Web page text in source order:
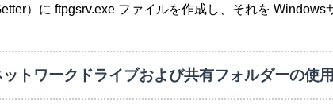
）に ftpgsrv.exe ファイルを作成し、それを Windows
トワークドライブおよび共有フォルダーの使